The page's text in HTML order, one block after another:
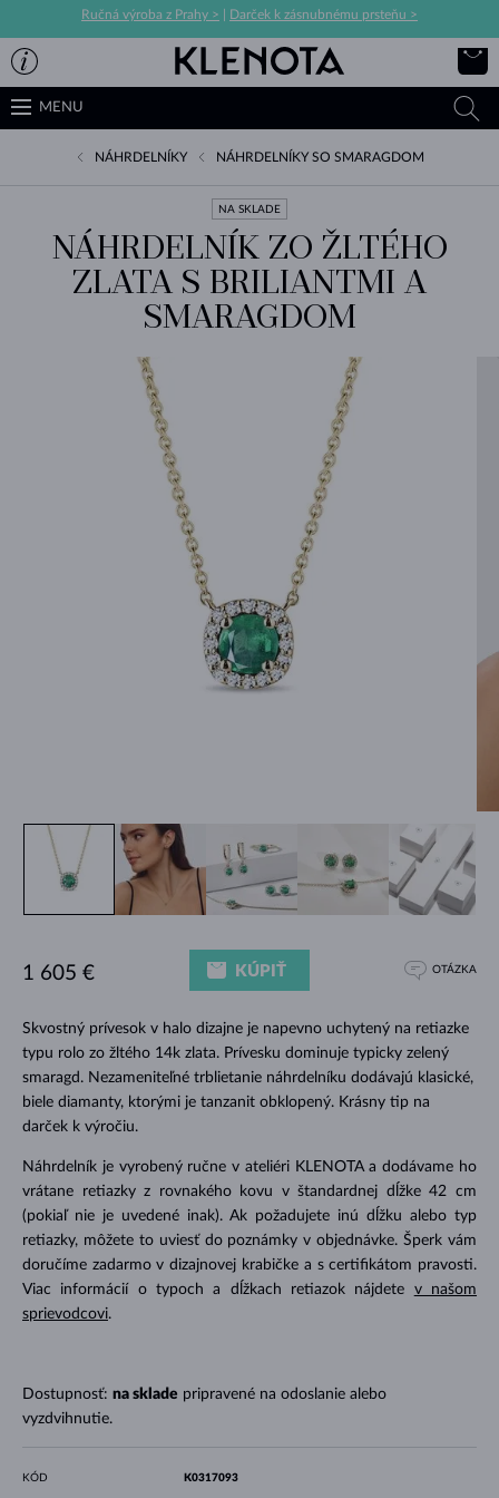
Ručná výroba z Prahy > Darček k zásnubnému prsteňu >
MENU
NÁHRDELNÍKY NÁHRDELNÍKY SO SMARAGDOM
NA SKLADE
NÁHRDELNÍK ZO ŽLTÉHO
ZLATA S BRILIANTMI A
SMARAGDOM
Skvostný prívesok v halo dizajne je napevno uchytený na retiazke
typu rolo zo žltého 14k zlata. Prívesku dominuje typicky zelený
smaragd. Nezameniteľné trblietanie náhrdelníku dodávajú klasické,
biele diamanty, ktorými je tanzanit obklopený. Krásny tip na
darček k výročiu.
Náhrdelník je vyrobený ručne v ateliéri KLENOTA a dodávame ho
vrátane retiazky z rovnakého kovu v štandardnej dĺžke 42 cm
(pokiaľ nie je uvedené inak). Ak požadujete inú dĺžku alebo typ
retiazky, môžete to uviesť do poznámky v objednávke. Šperk vám
doručíme zadarmo v dizajnovej krabičke a s certifikátom pravosti.
Viac informácií o typoch a dĺžkach retiazok nájdete v našom
sprievodcovi.
Dostupnosť: na sklade pripravené na odoslanie alebo
vyzdvihnutie.
1 605 € KÚPIŤ OTÁZKA
KÓD K0317093